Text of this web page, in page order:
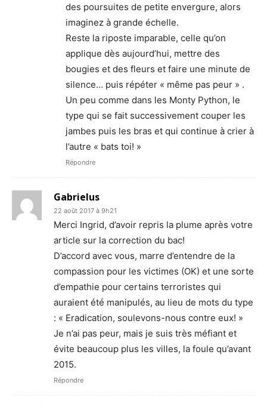
des poursuites de petite envergure, alors
imaginez à grande échelle.
Reste la riposte imparable, celle qu’on
applique dès aujourd’hui, mettre des
bougies et des fleurs et faire une minute de
silence… puis répéter « même pas peur » .
Un peu comme dans les Monty Python, le
type qui se fait successivement couper les
jambes puis les bras et qui continue à crier à
l’autre « bats toi! »
Répondre
Gabrielus
22 août 2017 à 9h21
Merci Ingrid, d’avoir repris la plume après votre
article sur la correction du bac!
D’accord avec vous, marre d’entendre de la
compassion pour les victimes (OK) et une sorte
d’empathie pour certains terroristes qui
auraient été manipulés, au lieu de mots du type
: « Eradication, soulevons-nous contre eux! »
Je n’ai pas peur, mais je suis très méfiant et
évite beaucoup plus les villes, la foule qu’avant
2015.
Répondre